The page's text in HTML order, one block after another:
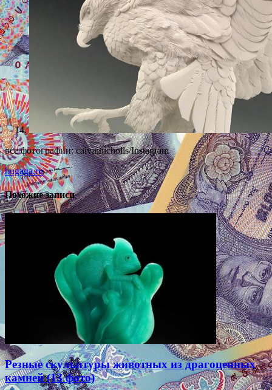
все фотографии: calvinnicholls/Instagram
bugaga.ru
Похожие записи
Резные скульптуры животных из драгоценных
камней (13 фото)